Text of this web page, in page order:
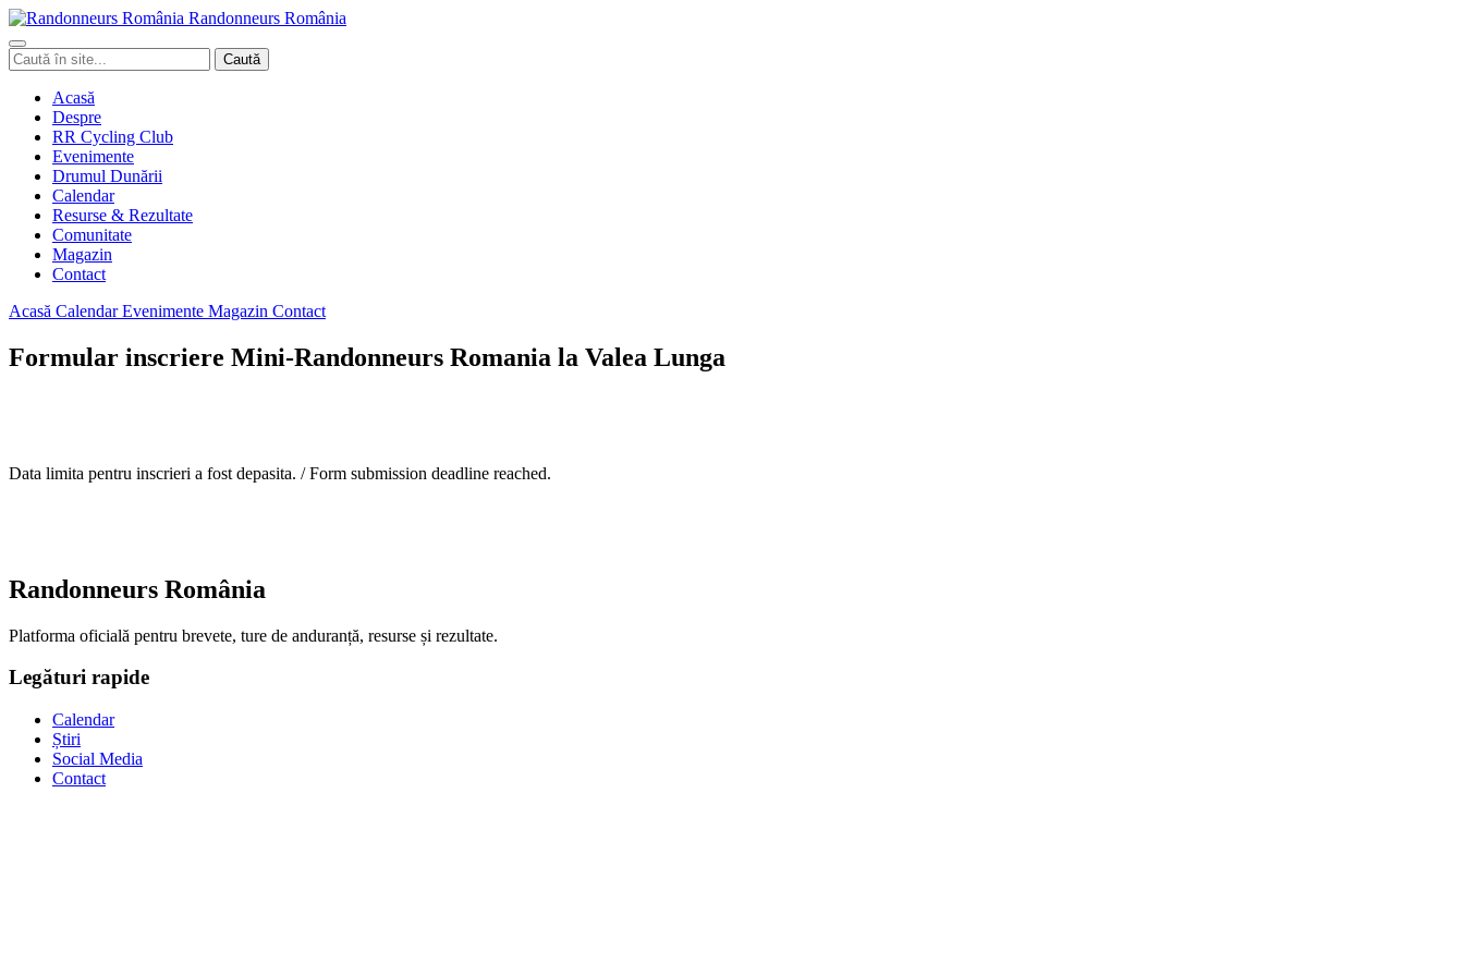
Randonneurs România
Caută
în
Caută
Acasă
Despre
RR Cycling Club
Evenimente
Drumul Dunării
Calendar
Resurse & Rezultate
Comunitate
Magazin
Contact
Acasă CalendarEvenimente Magazin Contact
Formular inscriere Mini-Randonneurs Romania la Valea Lunga
Data limita pentru inscrieri a fost depasita. / Form submission deadline reached.
Randonneurs România
Platforma oficială pentru brevete, ture de anduranță, resurse și rezultate.
Legături rapide
Calendar
Știri
Social Media
Contact